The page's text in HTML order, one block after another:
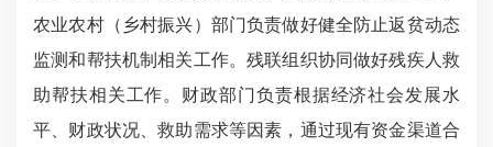
农业农村（乡村振兴）部门负责做好健全防止返贫动态
监测和帮扶机制相关工作。残联组织协同做好残疾人救
助帮扶相关工作。财政部门负责根据经济社会发展水
平、财政状况、救助需求等因素，通过现有资金渠道合